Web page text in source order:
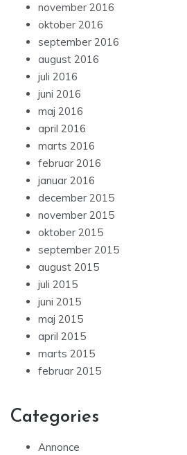
november 2016
oktober 2016
september 2016
august 2016
juli 2016
juni 2016
maj 2016
april 2016
marts 2016
februar 2016
januar 2016
december 2015
november 2015
oktober 2015
september 2015
august 2015
juli 2015
juni 2015
maj 2015
april 2015
marts 2015
februar 2015
Categories
Annonce